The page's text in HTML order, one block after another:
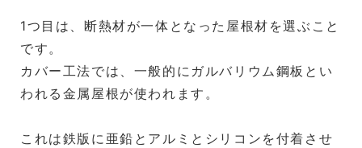
1つ目は、断熱材が一体となった屋根材を選ぶこと
です。
カバー工法では、一般的にガルバリウム鋼板とい
われる金属屋根が使われます。
これは鉄版に亜鉛とアルミとシリコンを付着させ